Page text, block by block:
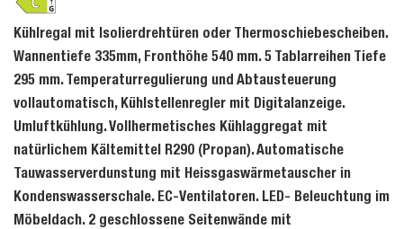
Kühlregal mit Isolierdrehtüren oder Thermoschiebescheiben.
Wannentiefe 335mm, Fronthöhe 540 mm. 5 Tablarreihen Tiefe
295 mm. Temperaturregulierung und Abtausteuerung
vollautomatisch, Kühlstellenregler mit Digitalanzeige.
Umluftkühlung. Vollhermetisches Kühlaggregat mit
natürlichem Kältemittel R290 (Propan). Automatische
Tauwasserverdunstung mit Heissgaswärmetauscher in
Kondenswasserschale. EC-Ventilatoren. LED- Beleuchtung im
Möbeldach. 2 geschlossene Seitenwände mit